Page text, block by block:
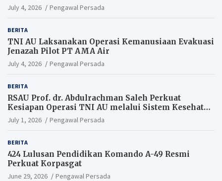
July 4, 2026 Pengawal Persada
BERITA
TNI AU Laksanakan Operasi Kemanusiaan Evakuasi
Jenazah Pilot PT AMA Air
July 4, 2026 Pengawal Persada
BERITA
RSAU Prof. dr. Abdulrachman Saleh Perkuat
Kesiapan Operasi TNI AU melalui Sistem Kesehatan
Andal
July 1, 2026 Pengawal Persada
BERITA
424 Lulusan Pendidikan Komando A-49 Resmi
Perkuat Korpasgat
June 29, 2026 Pengawal Persada